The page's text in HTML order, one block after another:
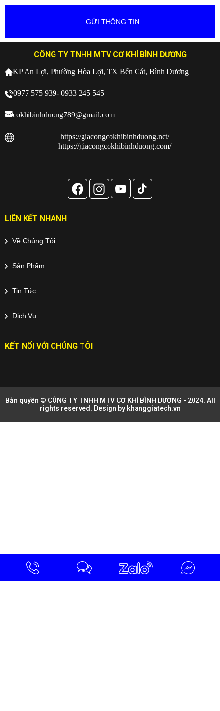
CÔNG TY TNHH MTV CƠ KHÍ BÌNH DƯƠNG
KP An Lợi, Phường Hòa Lợi, TX Bến Cát, Bình Dương
0977 575 939- 0933 245 545
cokhibinhduong789@gmail.com
https://giacongcokhibinhduong.net/
https://giacongcokhibinhduong.com/
LIÊN KẾT NHANH
Về Chúng Tôi
Sản Phẩm
Tin Tức
Dịch Vụ
KẾT NỐI VỚI CHÚNG TÔI
Bản quyền © CÔNG TY TNHH MTV CƠ KHÍ BÌNH DƯƠNG - 2024. All
rights reserved. Design by khanggiatech.vn